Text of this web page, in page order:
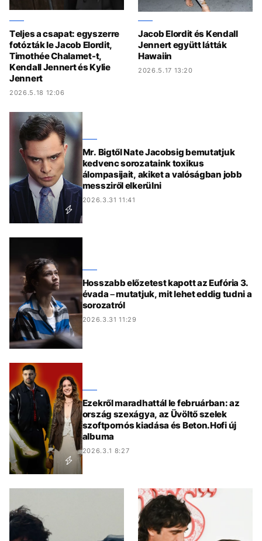
Teljes a csapat: egyszerre
fotózták le Jacob Elordit,
Timothée Chalamet-t,
Kendall Jennert és Kylie
Jennert
2026.5.18 12:06
Jacob Elordit és Kendall
Jennert együtt látták
Hawaiin
2026.5.17 13:20
Mr. Bigtől Nate Jacobsig bemutatjuk
kedvenc sorozataink toxikus
álompasijait, akiket a valóságban jobb
messziről elkerülni
2026.3.31 11:41
Hosszabb előzetest kapott az Eufória 3.
évada – mutatjuk, mit lehet eddig tudni a
sorozatról
2026.3.31 11:29
Ezekről maradhattál le februárban: az
ország szexágya, az Üvöltő szelek
szoftpornós kiadása és Beton.Hofi új
albuma
2026.3.1 8:27